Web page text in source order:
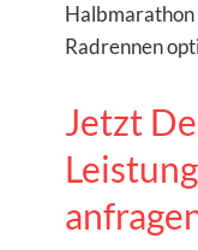
Radrennen
Jetzt